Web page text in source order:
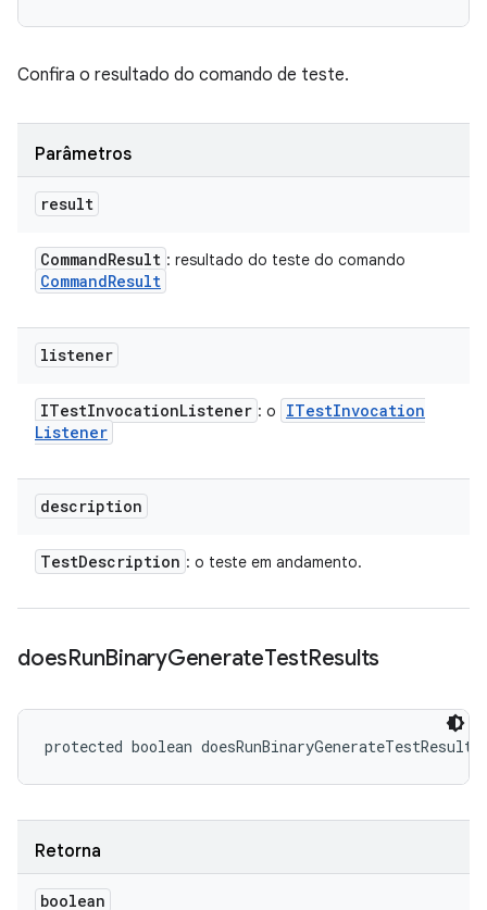
Confira o resultado do comando de teste.
Parâmetros
result
CommandResult : resultado do teste do comando
CommandResult
listener
ITestInvocationListener : o ITestInvocation
Listener
description
TestDescription : o teste em andamento.
doesRunBinaryGenerateTestResults
protected boolean
Retorna
boolean